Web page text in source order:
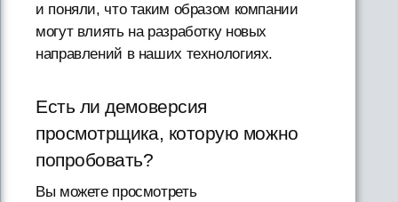
и поняли, что таким образом компании
могут влиять на разработку новых
направлений в наших технологиях.
Есть ли демоверсия
просмотрщика, которую можно
попробовать?
Вы можете просмотреть